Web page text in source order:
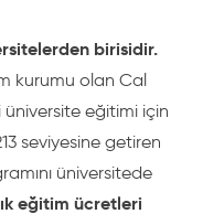
birisidir.
kurumu olan Cal
eğitimi için
seviyesine getiren
üniversitede
eğitim ücretleri